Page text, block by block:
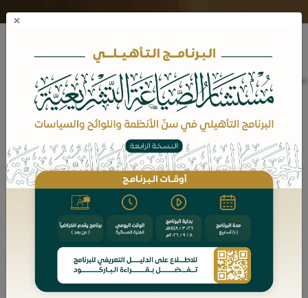
العضويات
الاشتراكات
الجديدة
الامتيازات
والشروط
×